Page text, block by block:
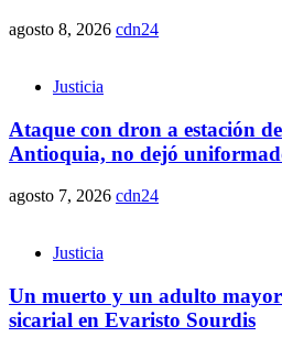
agosto 8, 2026 cdn24
Justicia
Ataque con dron a estación
Antioquia, no dejó
agosto 7, 2026 cdn24
Justicia
Un muerto y un adulto
sicarial en Evaristo Sourdis